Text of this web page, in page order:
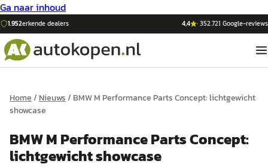
Ga naar inhoud
1.952erkende dealers 4,4 ·352.721 Google-reviews
Home/Nieuws/BMW M Performance Parts Concept: lichtgewicht
showcase
BMW M Performance Parts Concept:
lichtgewicht showcase